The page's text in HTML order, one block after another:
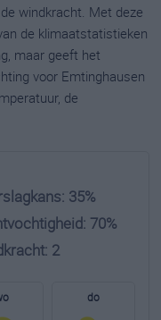
windkracht. Met deze
de klimaatstatistieken
maar geeft het
voor Emtinghausen
de
35%
70%
2
do